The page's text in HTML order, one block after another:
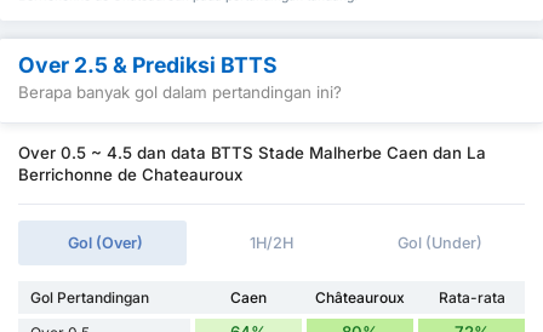
Over 2.5 & Prediksi BTTS
Berapa banyak gol dalam pertandingan ini?
Over 0.5 ~ 4.5 dan data BTTS Stade Malherbe Caen dan La
Berrichonne de Chateauroux
Gol (Over) 1H/2H Gol (Under)
Gol Pertandingan Caen Châteauroux
Rata-rata